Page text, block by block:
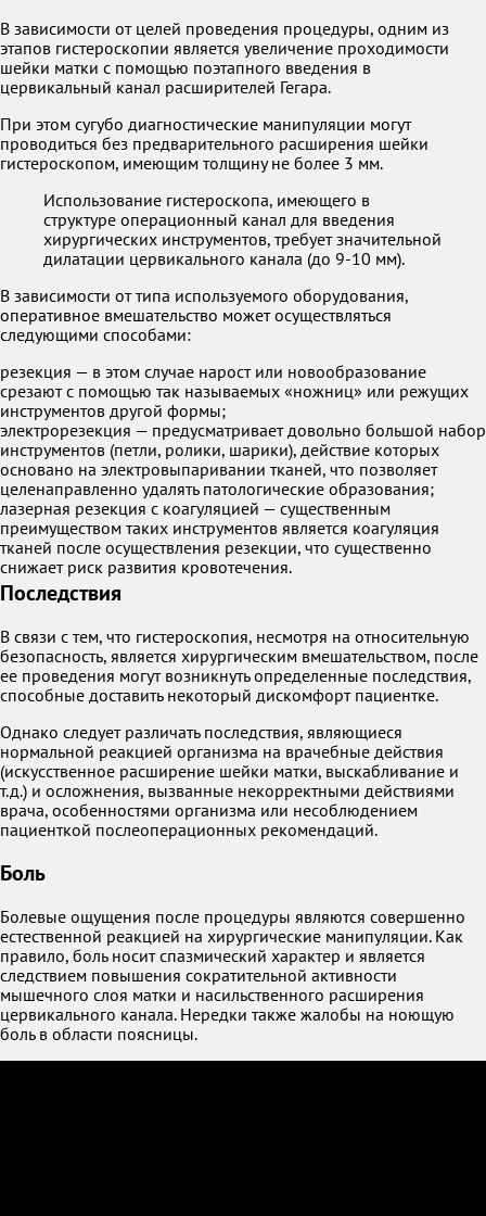
В зависимости от целей проведения процедуры, одним из
этапов гистероскопии является увеличение проходимости
шейки матки с помощью поэтапного введения в
цервикальный канал расширителей Гегара.
При этом сугубо диагностические манипуляции могут
проводиться без предварительного расширения шейки
гистероскопом, имеющим толщину не более 3 мм.
Использование гистероскопа, имеющего в
структуре операционный канал для введения
хирургических инструментов, требует значительной
дилатации цервикального канала (до 9-10 мм).
В зависимости от типа используемого оборудования,
оперативное вмешательство может осуществляться
следующими способами:
резекция — в этом случае нарост или новообразование
срезают с помощью так называемых «ножниц» или режущих
инструментов другой формы;
электрорезекция — предусматривает довольно большой набор
инструментов (петли, ролики, шарики), действие которых
основано на электровыпаривании тканей, что позволяет
целенаправленно удалять патологические образования;
лазерная резекция с коагуляцией — существенным
преимуществом таких инструментов является коагуляция
тканей после осуществления резекции, что существенно
снижает риск развития кровотечения.
Последствия
В связи с тем, что гистероскопия, несмотря на относительную
безопасность, является хирургическим вмешательством, после
ее проведения могут возникнуть определенные последствия,
способные доставить некоторый дискомфорт пациентке.
Однако следует различать последствия, являющиеся
нормальной реакцией организма на врачебные действия
(искусственное расширение шейки матки, выскабливание и
т.д.) и осложнения, вызванные некорректными действиями
врача, особенностями организма или несоблюдением
пациенткой послеоперационных рекомендаций.
Боль
Болевые ощущения после процедуры являются совершенно
естественной реакцией на хирургические манипуляции. Как
правило, боль носит спазмический характер и является
следствием повышения сократительной активности
мышечного слоя матки и насильственного расширения
цервикального канала. Нередки также жалобы на ноющую
боль в области поясницы.